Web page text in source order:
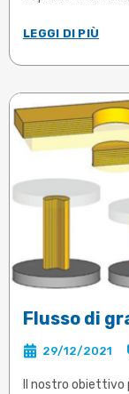
LEGGI DI PIÙ
Flusso di
29/12/2021
Il nostro